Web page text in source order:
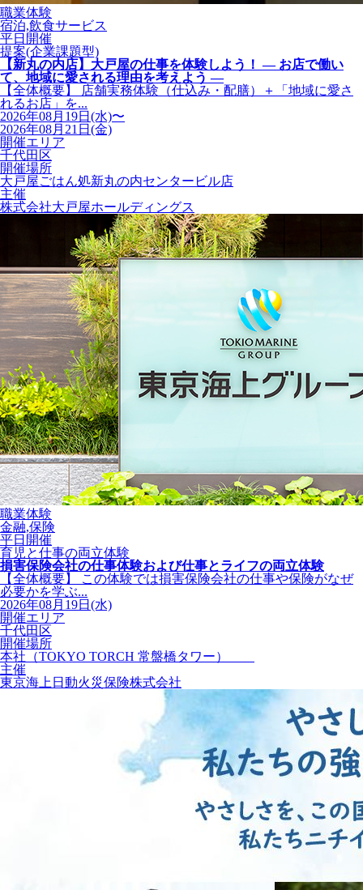
職業体験
宿泊,飲食サービス
平日開催
提案(企業課題型)
【新丸の内店】大戸屋の仕事を体験しよう！ ― お店で働い
て、地域に愛される理由を考えよう ―
【全体概要】 店舗実務体験（仕込み・配膳）＋「地域に愛さ
れるお店」を...
2026年08月19日(水)〜
2026年08月21日(金)
開催エリア
千代田区
開催場所
大戸屋ごはん処新丸の内センタービル店
主催
株式会社大戸屋ホールディングス
職業体験
金融,保険
平日開催
育児と仕事の両立体験
損害保険会社の仕事体験および仕事とライフの両立体験
【全体概要】 この体験では損害保険会社の仕事や保険がなぜ
必要かを学ぶ...
2026年08月19日(水)
開催エリア
千代田区
開催場所
本社（TOKYO TORCH 常盤橋タワー）
主催
東京海上日動火災保険株式会社